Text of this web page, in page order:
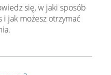
się, w jaki sposób
i jak możesz otrzymać